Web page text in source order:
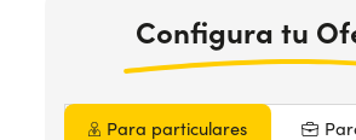
¿Necesitas ayuda?
Configura tu
Para particulares